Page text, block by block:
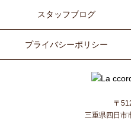
スタッフブログ
プライバシーポリシー
〒
三重県四日市